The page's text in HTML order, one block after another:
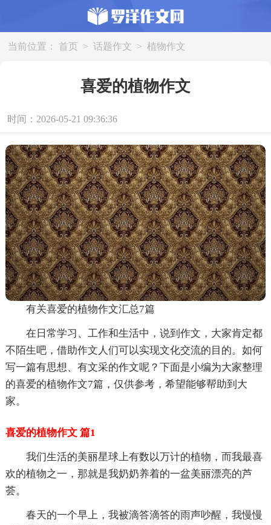
当前位置： 首页 > 话题作文 > 植物作文
喜爱的植物作文
时间：2026-05-21 09:36:36
有关喜爱的植物作文汇总7篇
在日常学习、工作和生活中，说到作文，大家肯定都
不陌生吧，借助作文人们可以实现文化交流的目的。如何
写一篇有思想、有文采的作文呢？下面是小编为大家整理
的喜爱的植物作文7篇，仅供参考，希望能够帮助到大
家。
喜爱的植物作文 篇1
我们生活的美丽星球上有数以万计的植物，而我最喜
欢的植物之一，那就是我奶奶养着的一盆美丽漂亮的芦
荟。
春天的一个早上，我被滴答滴答的雨声吵醒，我慢慢